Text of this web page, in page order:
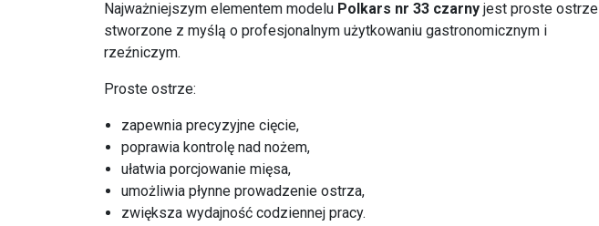
Najważniejszym elementem modelu Polkars nr 33 czarny jest proste ostrze
stworzone z myślą o profesjonalnym użytkowaniu gastronomicznym i
rzeźniczym.
Proste ostrze:
zapewnia precyzyjne cięcie,
poprawia kontrolę nad nożem,
ułatwia porcjowanie mięsa,
umożliwia płynne prowadzenie ostrza,
zwiększa wydajność codziennej pracy.